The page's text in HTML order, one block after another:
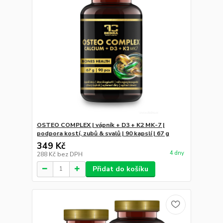
OSTEO COMPLEX | vápník + D3 + K2 MK-7 |
podpora kostí, zubů & svalů | 90 kapslí | 67 g
349 Kč
288 Kč bez DPH 4 dny
Přidat do košíku